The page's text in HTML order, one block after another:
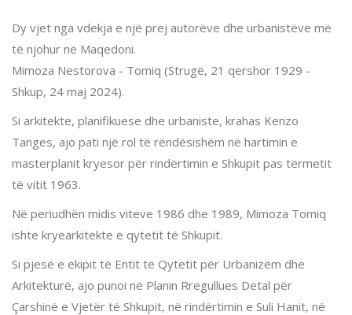
Dy vjet nga vdekja e një prej autorëve dhe urbanistëve më
të njohur në Maqedoni.
Mimoza Nestorova - Tomiq (Strugë, 21 qershor 1929 -
Shkup, 24 maj 2024).
Si arkitekte, planifikuese dhe urbaniste, krahas Kenzo
Tanges, ajo pati një rol të rëndësishëm në hartimin e
masterplanit kryesor për rindërtimin e Shkupit pas tërmetit
të vitit 1963.
Në periudhën midis viteve 1986 dhe 1989, Mimoza Tomiq
ishte kryearkitekte e qytetit të Shkupit.
Si pjesë e ekipit të Entit të Qytetit për Urbanizëm dhe
Arkitekturë, ajo punoi në Planin Rregullues Detal për
Çarshinë e Vjetër të Shkupit, në rindërtimin e Suli Hanit, në